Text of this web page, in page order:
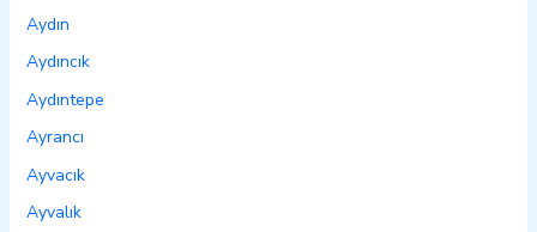
Aydın
Aydıncık
Aydıntepe
Ayrancı
Ayvacık
Ayvalık